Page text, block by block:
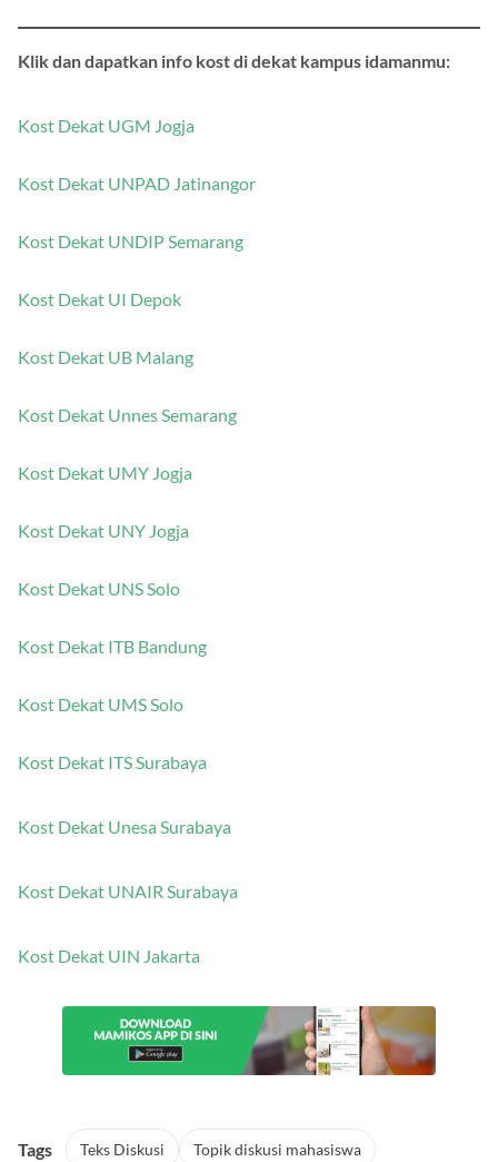
Klik dan dapatkan info kost di dekat kampus idamanmu:
Kost Dekat UGM Jogja
Kost Dekat UNPAD Jatinangor
Kost Dekat UNDIP Semarang
Kost Dekat UI Depok
Kost Dekat UB Malang
Kost Dekat Unnes Semarang
Kost Dekat UMY Jogja
Kost Dekat UNY Jogja
Kost Dekat UNS Solo
Kost Dekat ITB Bandung
Kost Dekat UMS Solo
Kost Dekat ITS Surabaya
Kost Dekat Unesa Surabaya
Kost Dekat UNAIR Surabaya
Kost Dekat UIN Jakarta
Tags Teks Diskusi Topik diskusi mahasiswa